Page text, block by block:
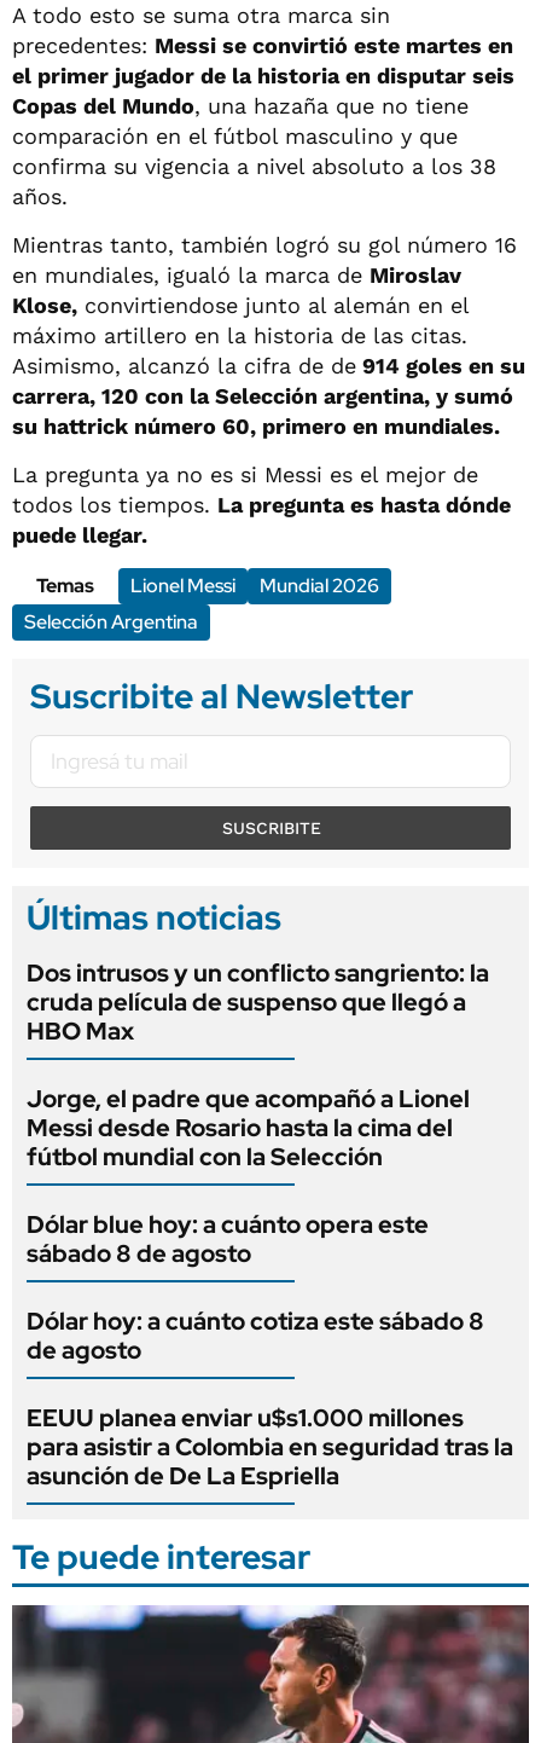
A todo esto se suma otra marca sin
precedentes: Messi se convirtió este martes en
el primer jugador de la historia en disputar seis
Copas del Mundo, una hazaña que no tiene
comparación en el fútbol masculino y que
confirma su vigencia a nivel absoluto a los 38
años.
Mientras tanto, también logró su gol número 16
en mundiales, igualó la marca de Miroslav
Klose, convirtiendose junto al alemán en el
máximo artillero en la historia de las citas.
Asimismo, alcanzó la cifra de de 914 goles en su
carrera, 120 con la Selección argentina, y sumó
su hattrick número 60, primero en mundiales.
La pregunta ya no es si Messi es el mejor de
todos los tiempos. La pregunta es hasta dónde
puede llegar.
Temas
Lionel Messi
Mundial 2026
Selección Argentina
Suscribite al Newsletter
SUSCRIBITE
Últimas noticias
Dos intrusos y un conflicto sangriento: la
cruda película de suspenso que llegó a
HBO Max
Jorge, el padre que acompañó a Lionel
Messi desde Rosario hasta la cima del
fútbol mundial con la Selección
Dólar blue hoy: a cuánto opera este
sábado 8 de agosto
Dólar hoy: a cuánto cotiza este sábado 8
de agosto
EEUU planea enviar u$s1.000 millones
para asistir a Colombia en seguridad tras la
asunción de De La Espriella
Te puede interesar